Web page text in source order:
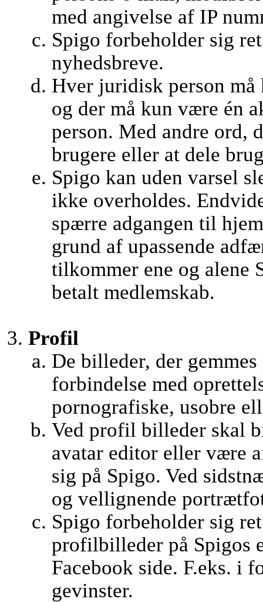
med angivelse af IP
Spigo forbeholder sig
nyhedsbreve.
Hver juridisk person må
og der må kun være én
person. Med andre ord,
brugere eller at dele
Spigo kan uden varsel
ikke overholdes.
spærre adgangen til
grund af upassende
tilkommer ene og alene
betalt medlemskab.
Profil
De billeder, der
forbindelse med
pornografiske, usobre
Ved profil billeder skal
avatar editor eller være
sig på Spigo. Ved
og vellignende
Spigo forbeholder sig
profilbilleder på Spigos
Facebook side. F.eks. i
gevinster.